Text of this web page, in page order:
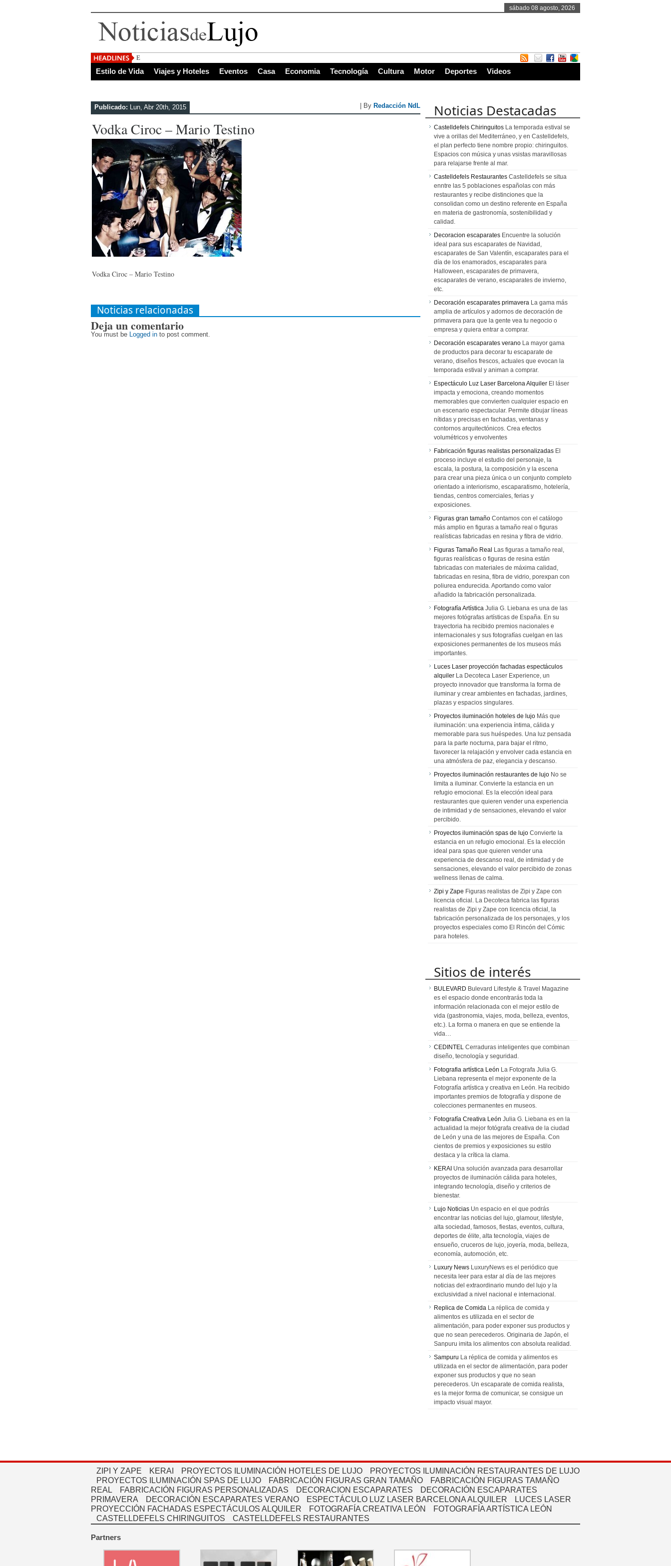
sábado 08 agosto, 2026
El Salvador, uno de los de
Estilo de Vida Viajes y Hoteles Eventos Casa Economia Tecnología Cultura Motor Deportes Videos
Publicado: Lun, Abr 20th, 2015 | By Redacción NdL
Vodka Ciroc – Mario Testino
Vodka Ciroc – Mario Testino
Noticias relacionadas
Deja un comentario
You must be Logged in to post comment.
Noticias Destacadas
Castelldefels Chiringuitos La temporada estival se
vive a orillas del Mediterráneo, y en Castelldefels,
el plan perfecto tiene nombre propio: chiringuitos.
Espacios con música y unas vsistas maravillosas
para relajarse frente al mar.
Castelldefels Restaurantes Castelldefels se situa
enntre las 5 poblaciones españolas con más
restaurantes y recibe distinciones que la
consolidan como un destino referente en España
en materia de gastronomía, sostenibilidad y
calidad.
Decoracion escaparates Encuentre la solución
ideal para sus escaparates de Navidad,
escaparates de San Valentín, escaparates para el
día de los enamorados, escaparates para
Halloween, escaparates de primavera,
escaparates de verano, escaparates de invierno,
etc.
Decoración escaparates primavera La gama más
amplia de artículos y adornos de decoración de
primavera para que la gente vea tu negocio o
empresa y quiera entrar a comprar.
Decoración escaparates verano La mayor gama
de productos para decorar tu escaparate de
verano, diseños frescos, actuales que evocan la
temporada estival y animan a comprar.
Espectáculo Luz Laser Barcelona Alquiler El láser
impacta y emociona, creando momentos
memorables que convierten cualquier espacio en
un escenario espectacular. Permite dibujar líneas
nítidas y precisas en fachadas, ventanas y
contornos arquitectónicos. Crea efectos
volumétricos y envolventes
Fabricación figuras realistas personalizadas El
proceso incluye el estudio del personaje, la
escala, la postura, la composición y la escena
para crear una pieza única o un conjunto completo
orientado a interiorismo, escaparatismo, hotelería,
tiendas, centros comerciales, ferias y
exposiciones.
Figuras gran tamaño Contamos con el catálogo
más amplio en figuras a tamaño real o figuras
realísticas fabricadas en resina y fibra de vidrio.
Figuras Tamaño Real Las figuras a tamaño real,
figuras realísticas o figuras de resina están
fabricadas con materiales de máxima calidad,
fabricadas en resina, fibra de vidrio, porexpan con
poliurea endurecida. Aportando como valor
añadido la fabricación personalizada.
Fotografía Artística Julia G. Liebana es una de las
mejores fotógrafas artísticas de España. En su
trayectoria ha recibido premios nacionales e
internacionales y sus fotografías cuelgan en las
exposiciones permanentes de los museos más
importantes.
Luces Laser proyección fachadas espectáculos
alquiler La Decoteca Laser Experience, un
proyecto innovador que transforma la forma de
iluminar y crear ambientes en fachadas, jardines,
plazas y espacios singulares.
Proyectos iluminación hoteles de lujo Más que
iluminación: una experiencia íntima, cálida y
memorable para sus huéspedes. Una luz pensada
para la parte nocturna, para bajar el ritmo,
favorecer la relajación y envolver cada estancia en
una atmósfera de paz, elegancia y descanso.
Proyectos iluminación restaurantes de lujo No se
limita a iluminar. Convierte la estancia en un
refugio emocional. Es la elección ideal para
restaurantes que quieren vender una experiencia
de intimidad y de sensaciones, elevando el valor
percibido.
Proyectos iluminación spas de lujo Convierte la
estancia en un refugio emocional. Es la elección
ideal para spas que quieren vender una
experiencia de descanso real, de intimidad y de
sensaciones, elevando el valor percibido de zonas
wellness llenas de calma.
Zipi y Zape Figuras realistas de Zipi y Zape con
licencia oficial. La Decoteca fabrica las figuras
realistas de Zipi y Zape con licencia oficial, la
fabricación personalizada de los personajes, y los
proyectos especiales como El Rincón del Cómic
para hoteles.
Sitios de interés
BULEVARD Bulevard Lifestyle & Travel Magazine
es el espacio donde encontrarás toda la
información relacionada con el mejor estilo de
vida (gastronomia, viajes, moda, belleza, eventos,
etc.). La forma o manera en que se entiende la
vida…
CEDINTEL Cerraduras inteligentes que combinan
diseño, tecnología y seguridad.
Fotografia artística León La Fotografa Julia G.
Liebana representa el mejor exponente de la
Fotografía artística y creativa en León. Ha recibido
importantes premios de fotografía y dispone de
colecciones permanentes en museos.
Fotografía Creativa León Julia G. Liebana es en la
actualidad la mejor fotógrafa creativa de la ciudad
de León y una de las mejores de España. Con
cientos de premios y exposiciones su estilo
destaca y la crítica la clama.
KERAI Una solución avanzada para desarrollar
proyectos de iluminación cálida para hoteles,
integrando tecnología, diseño y criterios de
bienestar.
Lujo Noticias Un espacio en el que podrás
encontrar las noticias del lujo, glamour, lifestyle,
alta sociedad, famosos, fiestas, eventos, cultura,
deportes de élite, alta tecnología, viajes de
ensueño, cruceros de lujo, joyería, moda, belleza,
economía, automoción, etc.
Luxury News LuxuryNews es el periódico que
necesita leer para estar al día de las mejores
noticias del extraordinario mundo del lujo y la
exclusividad a nivel nacional e internacional.
Replica de Comida La réplica de comida y
alimentos es utilizada en el sector de
alimentación, para poder exponer sus productos y
que no sean perecederos. Originaria de Japón, el
Sanpuru imita los alimentos con absoluta realidad.
Sampuru La réplica de comida y alimentos es
utilizada en el sector de alimentación, para poder
exponer sus productos y que no sean
perecederos. Un escaparate de comida realista,
es la mejor forma de comunicar, se consigue un
impacto visual mayor.
ZIPI Y ZAPE KERAI PROYECTOS ILUMINACIÓN HOTELES DE LUJO
PROYECTOS ILUMINACIÓN RESTAURANTES DE LUJO
PROYECTOS ILUMINACIÓN SPAS DE LUJO
FABRICACIÓN FIGURAS GRAN TAMAÑO
FABRICACIÓN FIGURAS TAMAÑO
REAL
FABRICACIÓN FIGURAS PERSONALIZADAS DECORACION ESCAPARATES
DECORACIÓN ESCAPARATES
PRIMAVERA
DECORACIÓN ESCAPARATES VERANO ESPECTÁCULO LUZ LASER BARCELONA ALQUILER
LUCES LASER
PROYECCIÓN FACHADAS ESPECTÁCULOS ALQUILER
FOTOGRAFÍA CREATIVA LEÓN
FOTOGRAFÍA ARTÍSTICA LEÓN
CASTELLDEFELS CHIRINGUITOS
CASTELLDEFELS RESTAURANTES
Partners